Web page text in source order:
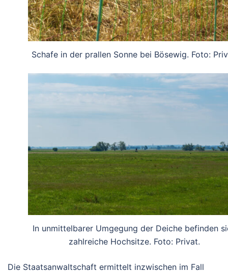
Schafe in der prallen Sonne bei Bösewig. Foto:
In unmittelbarer Umgegung der Deiche befinden
zahlreiche Hochsitze. Foto: Privat.
Die Staatsanwaltschaft ermittelt inzwischen im Fall